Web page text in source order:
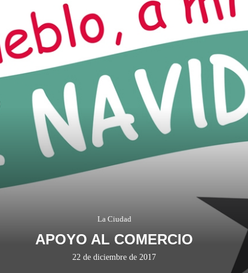
La Ciudad
APOYO AL COMERCIO
22 de diciembre de 2017